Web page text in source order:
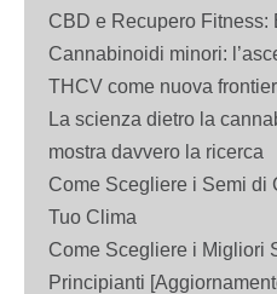
CBD e Recupero Fitness:
Cannabinoidi minori:
THCV come nuova
La scienza dietro la
mostra davvero la ricerca
Come Scegliere i Semi di
Tuo Clima
Come Scegliere i Migliori
Principianti